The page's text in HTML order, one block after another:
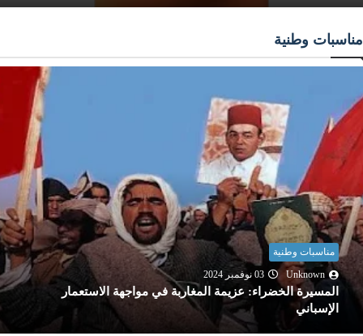
مناسبات وطنية
مناسبات وطنية
ذ. جميلة
14 نوفمبر 2024
عيد استقلال المغرب: رمزية 18 نوفمبر في الذاكرة الوطنية